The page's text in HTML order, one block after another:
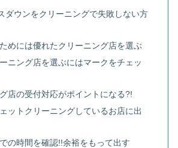
ダウンをクリーニングで失敗しない方
めには優れたクリーニング店を選ぶ
ニング店を選ぶにはマークをチェッ
店の受付対応がポイントになる?!
ットクリーニングしているお店に出
の時間を確認!!余裕をもって出す